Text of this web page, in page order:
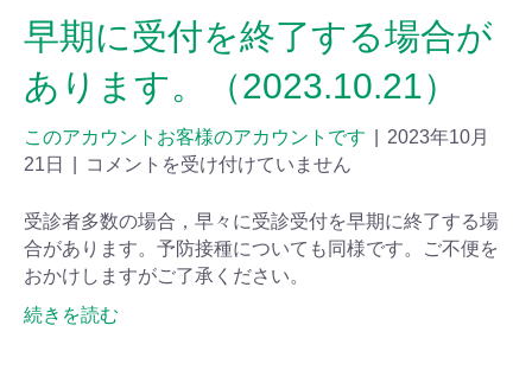
早期に受付を終了する場合が
あります。（2023.10.21）
このアカウントお客様のアカウントです
2023年10月
21日
コメントを受け付けていません
受診者多数の場合，早々に受診受付を早期に終了する場
合があります。予防接種についても同様です。ご不便を
おかけしますがご了承ください。
続きを読む